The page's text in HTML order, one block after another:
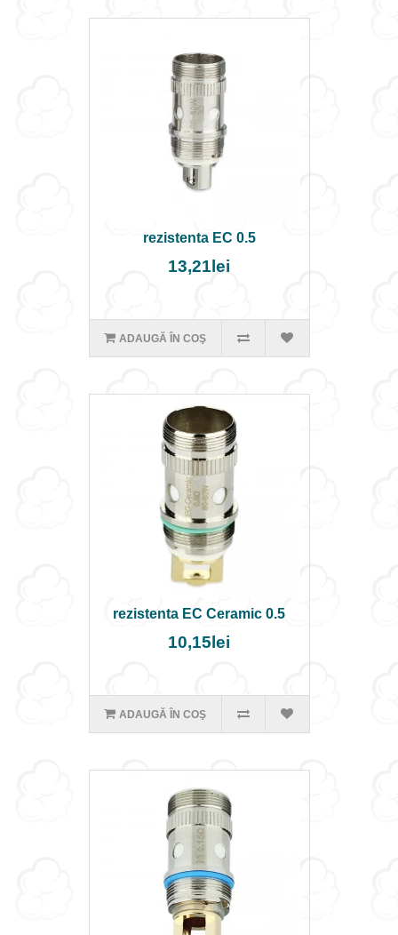
rezistenta EC 0.5
13,21lei
ADAUGĂ ÎN COŞ
rezistenta EC Ceramic 0.5
10,15lei
ADAUGĂ ÎN COŞ